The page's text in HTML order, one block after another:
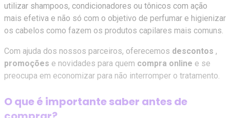
utilizar shampoos, condicionadores ou tônicos com ação
mais efetiva e não só com o objetivo de perfumar e higienizar
os cabelos como fazem os produtos capilares mais comuns.
Com ajuda dos nossos parceiros, oferecemos descontos ,
promoções e novidades para quem compra online e se
preocupa em economizar para não interromper o tratamento.
O que é importante saber antes de